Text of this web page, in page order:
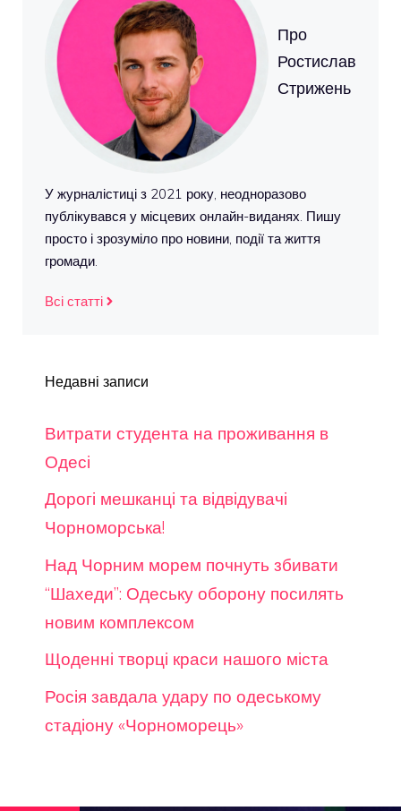
Про
Ростислав
Стрижень
У журналістиці з 2021 року, неодноразово
публікувався у місцевих онлайн-виданях. Пишу
просто і зрозуміло про новини, події та життя
громади.
Всі статті
Недавні записи
Витрати студента на проживання в
Одесі
Дорогі мешканці та відвідувачі
Чорноморська!
Над Чорним морем почнуть збивати
“Шахеди”: Одеську оборону посилять
новим комплексом
Щоденні творці краси нашого міста
Росія завдала удару по одеському
стадіону «Чорноморець»